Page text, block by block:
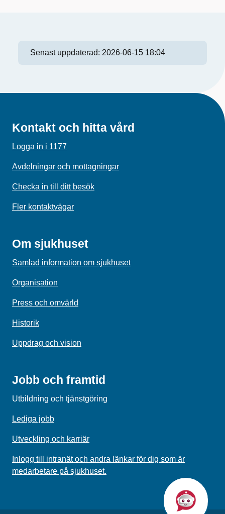
Senast uppdaterad: 2026-06-15 18:04
Kontakt och hitta vård
Logga in i 1177
Avdelningar och mottagningar
Checka in till ditt besök
Fler kontaktvägar
Om sjukhuset
Samlad information om sjukhuset
Organisation
Press och omvärld
Historik
Uppdrag och vision
Jobb och framtid
Utbildning och tjänstgöring
Lediga jobb
Utveckling och karriär
Inlogg till intranät och andra länkar för dig som är
medarbetare på sjukhuset.
Chatta med